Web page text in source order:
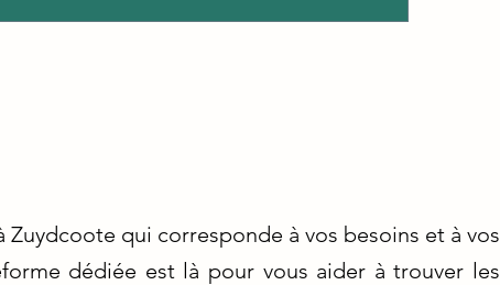
qui corresponde à vos besoins et à vos
dédiée est là pour vous aider à trouver les